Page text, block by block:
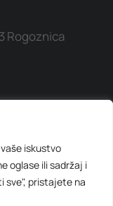
iskustvo
oglase ili sadržaj i
sve", pristajete na
Rogoznica